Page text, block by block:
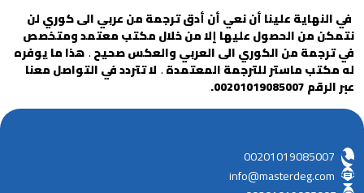
في النهاية علينا أن نعي أن أدق ترجمة من عربي الى كوري لن
نتمكن من الحصول عليها إلا من خلالمكتب معتمد ومتخصص
في ترجمة من الكوري الى العربي والعكس صحيح. هذا ما يوفره
له مكتب ماستر للترجمة المعتمدة. لا تتردد في التواصل معنا
عبر الرقم00201019085007
.
00201019085007
info@masterdeg.com